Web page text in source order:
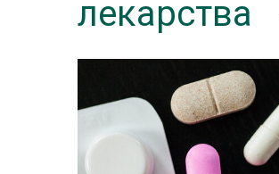
лекарства